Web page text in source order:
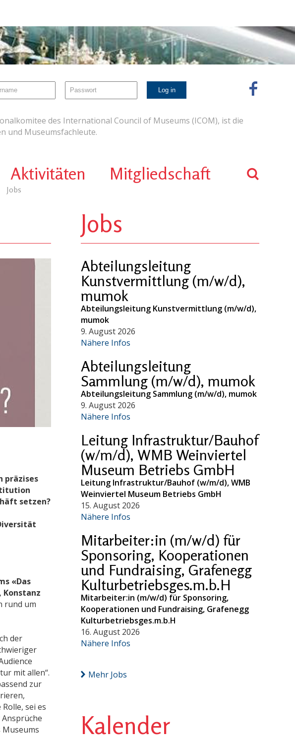
des International Council of Museums (ICOM), ist die
und Museumsfachleute.
Jobs
Aktivitäten Mitgliedschaft
präzises
setzen?
«Das
Konstanz
rund um
der
mit allen“.
zur
sei es
Museums
Jobs
Abteilungsleitung
Kunstvermittlung (m/w/d),
mumok
Abteilungsleitung Kunstvermittlung (m/w/d),
mumok
9. August 2026
Nähere Infos
Abteilungsleitung
Sammlung (m/w/d), mumok
Abteilungsleitung Sammlung (m/w/d), mumok
9. August 2026
Nähere Infos
Leitung Infrastruktur/Bauhof
(w/m/d), WMB Weinviertel
Museum Betriebs GmbH
Leitung Infrastruktur/Bauhof (w/m/d), WMB
Weinviertel Museum Betriebs GmbH
15. August 2026
Nähere Infos
Mitarbeiter:in (m/w/d) für
Sponsoring, Kooperationen
und Fundraising, Grafenegg
Kulturbetriebsges.m.b.H
Mitarbeiter:in (m/w/d) für Sponsoring,
Kooperationen und Fundraising, Grafenegg
Kulturbetriebsges.m.b.H
16. August 2026
Nähere Infos
Mehr Jobs
Kalender